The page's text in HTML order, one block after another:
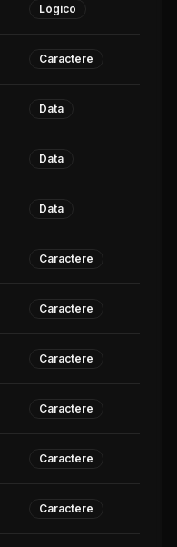
Lógico
Caractere
Data
Data
Data
Caractere
Caractere
Caractere
Caractere
Caractere
Caractere